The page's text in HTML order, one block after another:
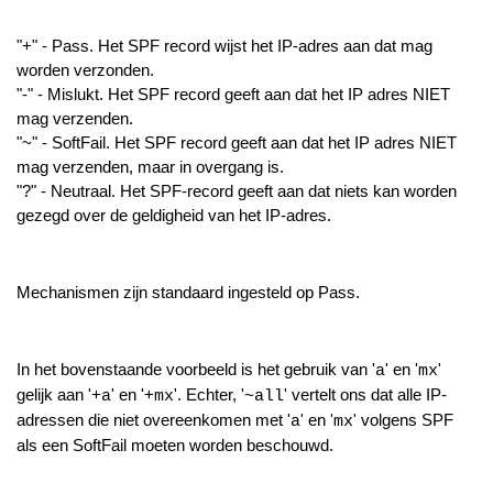
"+" - Pass. Het SPF record wijst het IP-adres aan dat mag
worden verzonden.
"-" - Mislukt. Het SPF record geeft aan dat het IP adres NIET
mag verzenden.
"~" - SoftFail. Het SPF record geeft aan dat het IP adres NIET
mag verzenden, maar in overgang is.
"?" - Neutraal. Het SPF-record geeft aan dat niets kan worden
gezegd over de geldigheid van het IP-adres.
Mechanismen zijn standaard ingesteld op Pass.
In het bovenstaande voorbeeld is het gebruik van 'a' en 'mx'
gelijk aan '+a' en '+mx'. Echter, '~all' vertelt ons dat alle IP-
adressen die niet overeenkomen met 'a' en 'mx' volgens SPF
als een SoftFail moeten worden beschouwd.